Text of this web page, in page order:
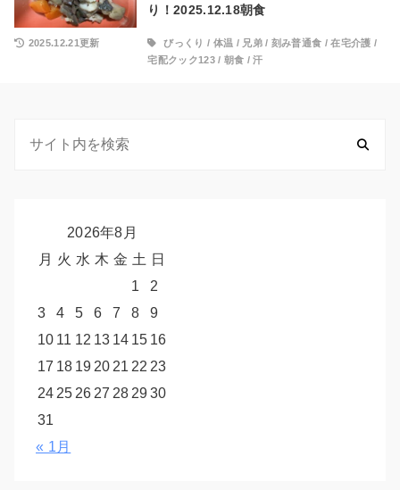
り！2025.12.18朝食
2025.12.21更新 びっくり / 体温 / 兄弟/ 刻み普通食 /在宅介護 /
宅配クック123/ 朝食 /汗
2026年8月
月 火 水 木 金 土 日
1
2
3
4 5 6 7 8
9
10 11 12 13 14 15 16
17 18 19 20 21 22 23
24 25 26 27 28 2930
31
« 1月